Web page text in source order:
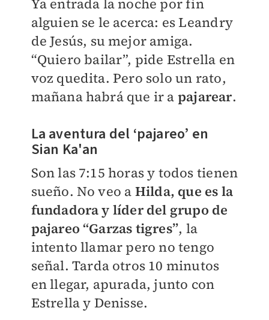
Ya entrada la noche por fin
alguien se le acerca: es Leandry
de Jesús, su mejor amiga.
“Quiero bailar”, pide Estrella en
voz quedita. Pero solo un rato,
mañana habrá que ir a pajarear.
La aventura del ‘pajareo’ en
Sian Ka'an
Son las 7:15 horas y todos tienen
sueño. No veo a Hilda, que es la
fundadora y líder del grupo de
pajareo “Garzas tigres”, la
intento llamar pero no tengo
señal. Tarda otros 10 minutos
en llegar, apurada, junto con
Estrella y Denisse.